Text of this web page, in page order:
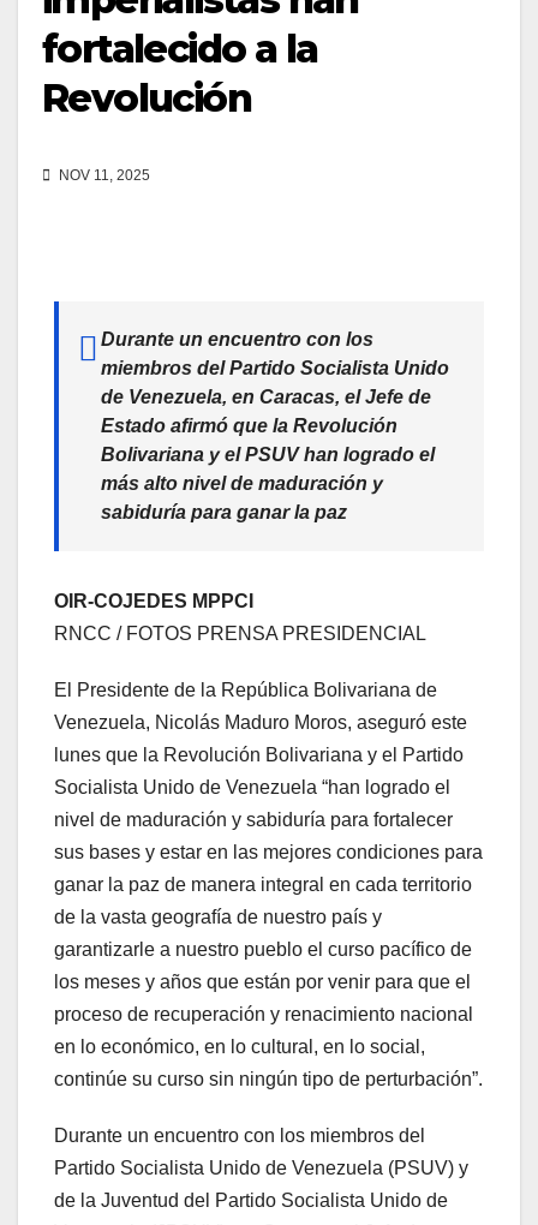
fortalecido a la
Revolución
NOV 11, 2025
Durante un encuentro con los
miembros del Partido Socialista Unido
de Venezuela, en Caracas, el Jefe de
Estado afirmó que la Revolución
Bolivariana y el PSUV han logrado el
más alto nivel de maduración y
sabiduría para ganar la paz
OIR-COJEDES MPPCI
RNCC / FOTOS PRENSA PRESIDENCIAL
El Presidente de la República Bolivariana de
Venezuela, Nicolás Maduro Moros, aseguró este
lunes que la Revolución Bolivariana y el Partido
Socialista Unido de Venezuela “han logrado el
nivel de maduración y sabiduría para fortalecer
sus bases y estar en las mejores condiciones para
ganar la paz de manera integral en cada territorio
de la vasta geografía de nuestro país y
garantizarle a nuestro pueblo el curso pacífico de
los meses y años que están por venir para que el
proceso de recuperación y renacimiento nacional
en lo económico, en lo cultural, en lo social,
continúe su curso sin ningún tipo de perturbación”.
Durante un encuentro con los miembros del
Partido Socialista Unido de Venezuela (PSUV) y
de la Juventud del Partido Socialista Unido de